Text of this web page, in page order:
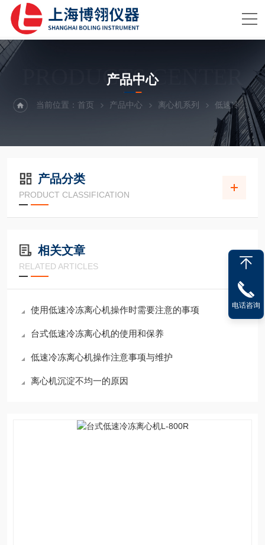
PRODUCTS CENTER
产品中心
当前位置：首页 产品中心 离心机系列 低速冷冻离心机
产品分类
PRODUCT CLASSIFICATION
相关文章
RELATED ARTICLES
使用低速冷冻离心机操作时需要注意的事项
台式低速冷冻离心机的使用和保养
低速冷冻离心机操作注意事项与维护
离心机沉淀不均一的原因
电话咨询